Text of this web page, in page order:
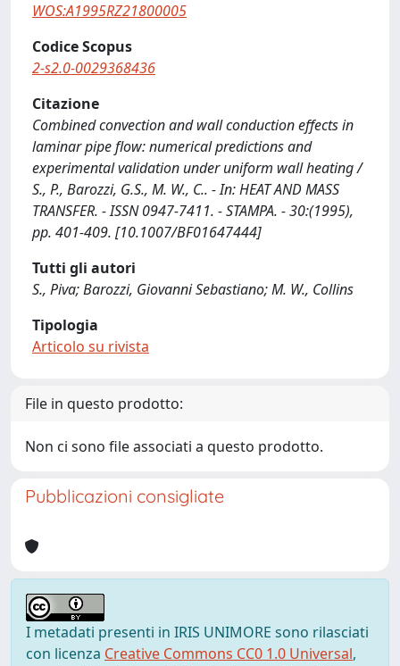
WOS:A1995RZ21800005
Codice Scopus
2-s2.0-0029368436
Citazione
Combined convection and wall conduction effects in
laminar pipe flow: numerical predictions and
experimental validation under uniform wall heating /
S., P., Barozzi, G.S., M. W., C.. - In: HEAT AND MASS
TRANSFER. - ISSN 0947-7411. - STAMPA. - 30:(1995),
pp. 401-409. [10.1007/BF01647444]
Tutti gli autori
S., Piva; Barozzi, Giovanni Sebastiano; M. W., Collins
Tipologia
Articolo su rivista
File in questo prodotto:
Non ci sono file associati a questo prodotto.
Pubblicazioni consigliate
I metadati presenti in IRIS UNIMORE sono rilasciati
con licenza Creative Commons CC0 1.0 Universal,